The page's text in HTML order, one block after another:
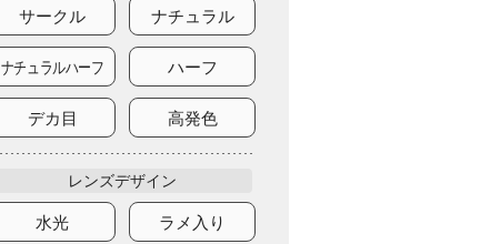
サークル ナチュラル
ナチュラルハーフ ハーフ
デカ目 高発色
レンズデザイン
水光 ラメ入り